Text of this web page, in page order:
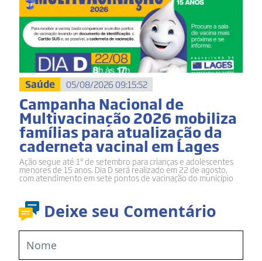
Deixe seu Comentário
Saúde 05/08/2026 09:15:52
Campanha Nacional de
Multivacinação 2026 mobiliza
famílias para atualização da
caderneta vacinal em Lages
Ação segue até 1º de setembro para crianças e adolescentes
menores de 15 anos. Dia D será realizado em 22 de agosto,
com atendimento em sete pontos de vacinação do município